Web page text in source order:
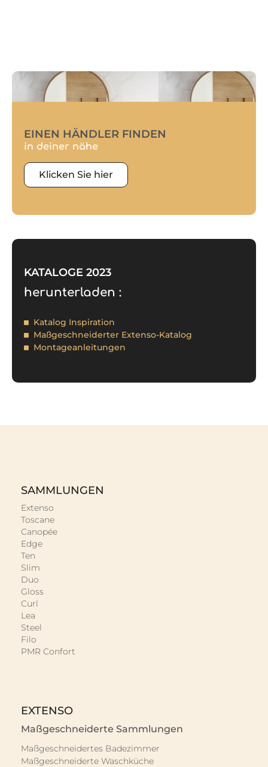
EINEN HÄNDLER FINDEN
in deiner nähe
Klicken Sie hier
KATALOGE 2023
herunterladen :
Katalog Inspiration
Maßgeschneiderter Extenso-Katalog
Montageanleitungen
SAMMLUNGEN
Extenso
Toscane
Canopée
Edge
Ten
Slim
Duo
Gloss
Curl
Lea
Steel
Filo
PMR Confort
EXTENSO
Maßgeschneiderte Sammlungen
Maßgeschneidertes Badezimmer
Maßgeschneiderte Waschküche